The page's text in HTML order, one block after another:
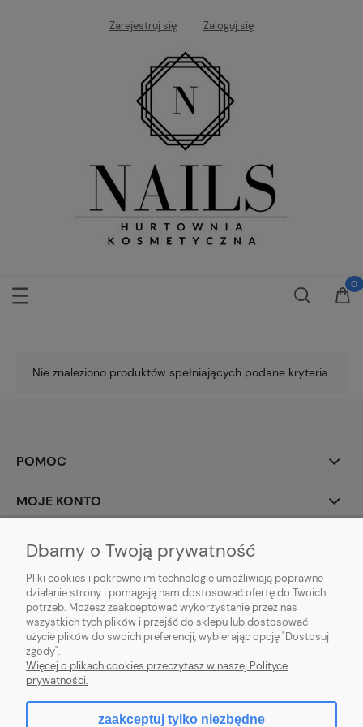
Zarejestruj się Zaloguj się
Nie znaleziono produktów spełniających podane kryteria.
POMOC
MOJE KONTO
PŁATNOŚCI I DOSTAWA
INFORMACJE
O NAS
pokaż pełną wersję strony
Dbamy o Twoją prywatność
Pliki cookies i pokrewne im technologie umożliwiają poprawne
działanie strony i pomagają nam dostosować ofertę do Twoich
potrzeb. Możesz zaakceptować wykorzystanie przez nas
wszystkich tych plików i przejść do sklepu lub dostosować
użycie plików do swoich preferencji, wybierając opcję "Dostosuj
zgody".
Więcej o plikach cookies przeczytasz w naszej Polityce
prywatności.
zaakceptuj tylko niezbędne